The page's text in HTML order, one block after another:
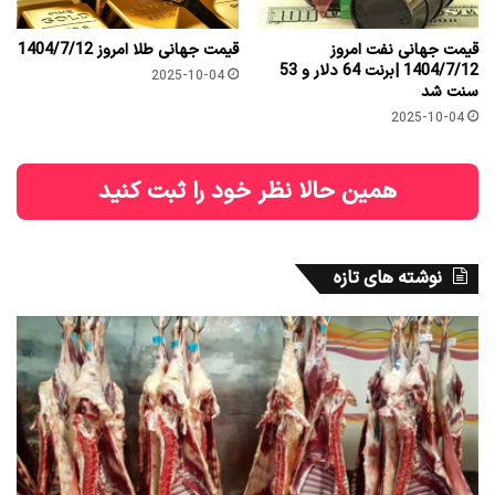
قیمت جهانی نفت امروز
1404/7/12 |برنت 64 دلار و 53
سنت شد
2025-10-04
قیمت جهانی طلا امروز 1404/7/12
2025-10-04
همین حالا نظر خود را ثبت کنید
نوشته های تازه